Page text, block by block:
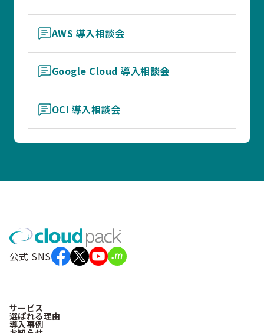
AWS 導入相談会
Google Cloud 導入相談会
OCI 導入相談会
公式 SNS
サービス
選ばれる理由
導入事例